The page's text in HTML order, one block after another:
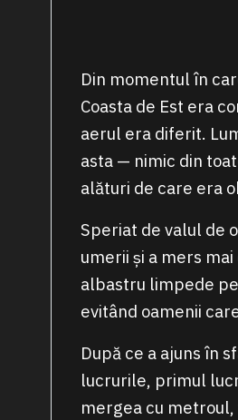
Din momentul în
Coasta de Est era
aerul era diferit.
asta — nimic din
alături de care era
Speriat de valul de
umerii și a mers
albastru limpede
evitând oamenii
După ce a ajuns în
lucrurile, primul
mergea cu metroul,